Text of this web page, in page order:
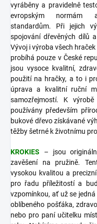
vyráběny a pravidelně
evropským normám
standardům. Při jejich
spojování dřevěných dílů
Vývoj i výroba všech
probíhá pouze v České
jsou vysoce kvalitní,
použití na hračky, a to i
úprava a kvalitní ruční
samozřejmostí. K
používány především
bukové dřevo získávané
těžby šetrné k životnímu
KROKIES
– jsou
zavěšení na pružině.
vysokou kvalitou a
pro řadu příležitostí a
vzpomínkou, ať už se
oblíbeného pošťáka,
nebo pro paní učitelku